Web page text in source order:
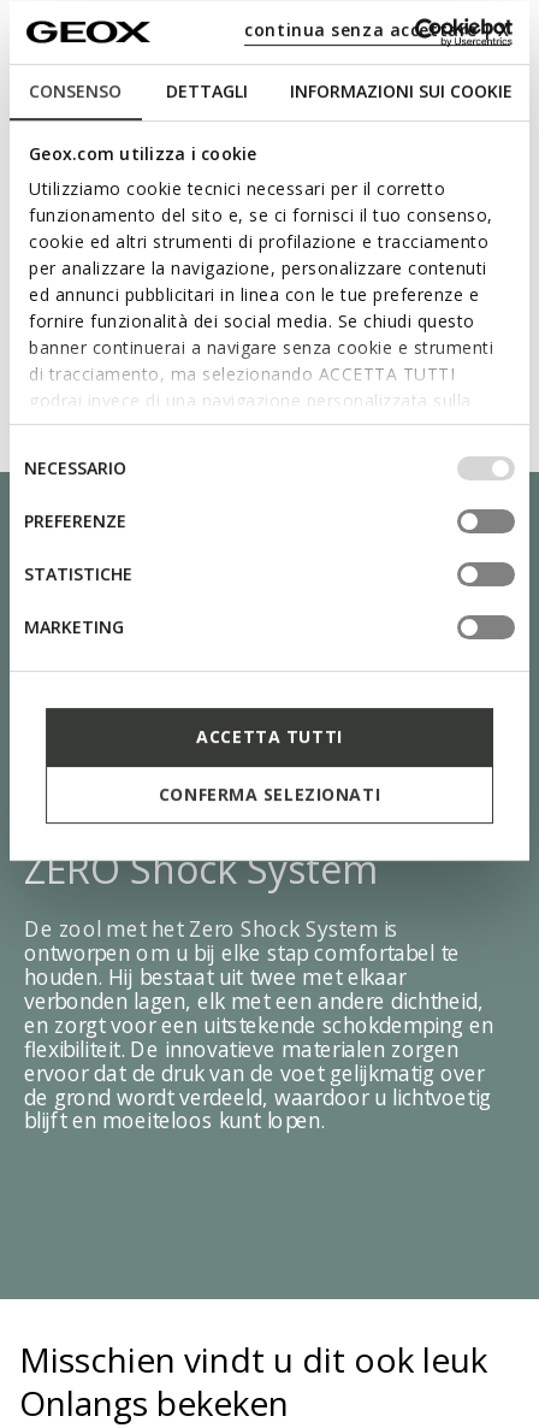
CONSENSO DETTAGLI INFORMAZIONI SUI COOKIE
Geox.com utilizza i cookie
Utilizziamo cookie tecnici necessari per il corretto
funzionamento del sito e, se ci fornisci il tuo consenso,
cookie ed altri strumenti di profilazione e tracciamento
per analizzare la navigazione, personalizzare contenuti
ed annunci pubblicitari in linea con le tue preferenze e
fornire funzionalità dei social media. Se chiudi questo
banner continuerai a navigare senza cookie e strumenti
di tracciamento, ma selezionando ACCETTA TUTTI
godrai invece di una navigazione personalizzata sulla
base dei tuoi gusti ed interessi. Selezionando
IMPOSTAZIONI potrai anche scegliere quali cookies ed
altri strumenti di tracciamento autorizzare. Per maggiori
informazioni o per modificare in qualsiasi momento le
tue impostazioni, visita la nostra
del
consenso
NECESSARIO
PREFERENZE
STATISTICHE
MARKETING
ACCETTA TUTTI
CONFERMA SELEZIONATI
continua senza accettare | X
Materialen
Technologieën
ZERO Shock System
De zool met het Zero Shock System is
ontworpen om u bij elke stap comfortabel te
houden. Hij bestaat uit twee met elkaar
verbonden lagen, elk met een andere dichtheid,
en zorgt voor een uitstekende schokdemping en
flexibiliteit. De innovatieve materialen zorgen
ervoor dat de druk van de voet gelijkmatig over
de grond wordt verdeeld, waardoor u lichtvoetig
blijft en moeiteloos kunt lopen.
Misschien vindt u dit ook leuk
Onlangs bekeken